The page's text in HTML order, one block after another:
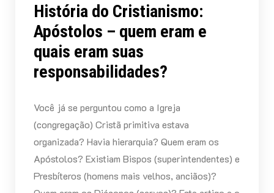
História do Cristianismo:
Apóstolos – quem eram e
quais eram suas
responsabilidades?
Você já se perguntou como a Igreja
(congregação) Cristã primitiva estava
organizada? Havia hierarquia? Quem eram os
Apóstolos? Existiam Bispos (superintendentes) e
Presbíteros (homens mais velhos, anciãos)?